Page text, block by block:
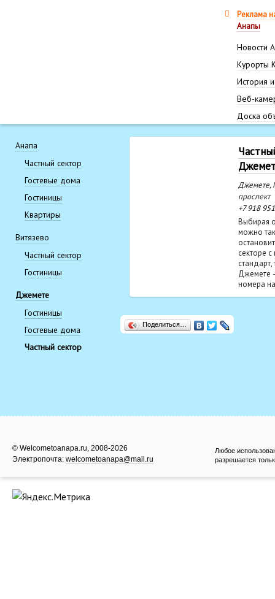
Реклама
Анапы
Новости
Курорты
История
Веб-
Доска
Анапа
Частный сектор
Гостевые дома
Гостиницы
Квартиры
Витязево
Частный сектор
Гостиницы
Джемете
Гостиницы
Гостевые дома
Частный сектор
Джемете,
проспект
+7 918
Выбирая
можно
секторе
стандарт,
Джемете
номера
Поделиться…
© Welcometoanapa.ru, 2008-2026
Электропочта: welcometoanapa@mail.ru
Любое
разрешается